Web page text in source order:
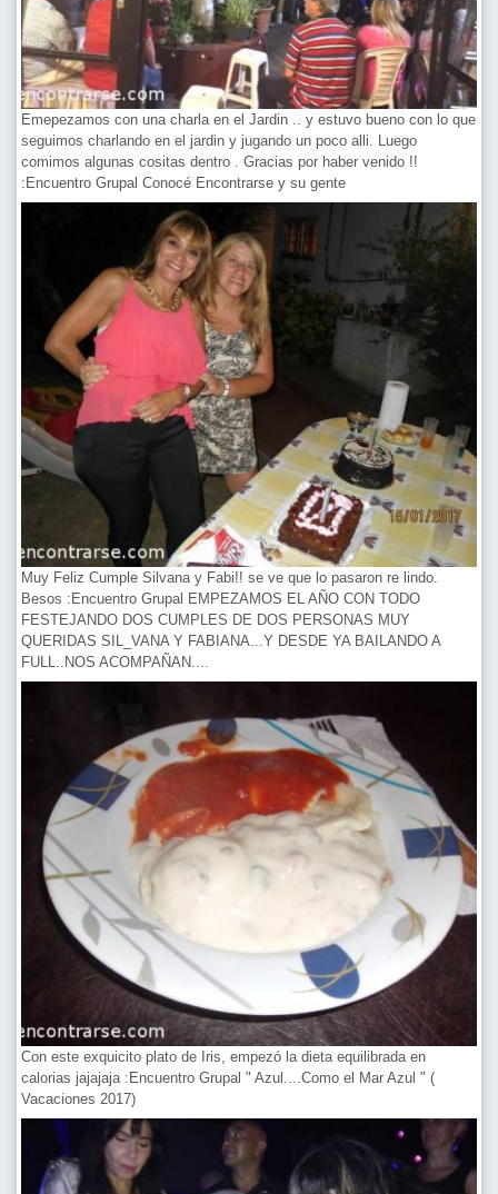
Emepezamos con una charla en el Jardin .. y estuvo bueno con lo que
seguimos charlando en el jardin y jugando un poco alli. Luego
comimos algunas cositas dentro . Gracias por haber venido !!
:Encuentro Grupal Conocé Encontrarse y su gente
Muy Feliz Cumple Silvana y Fabi!! se ve que lo pasaron re lindo.
Besos :Encuentro Grupal EMPEZAMOS EL AÑO CON TODO
FESTEJANDO DOS CUMPLES DE DOS PERSONAS MUY
QUERIDAS SIL_VANA Y FABIANA...Y DESDE YA BAILANDO A
FULL..NOS ACOMPAÑAN....
Con este exquicito plato de Iris, empezó la dieta equilibrada en
calorias jajajaja :Encuentro Grupal " Azul....Como el Mar Azul " (
Vacaciones 2017)